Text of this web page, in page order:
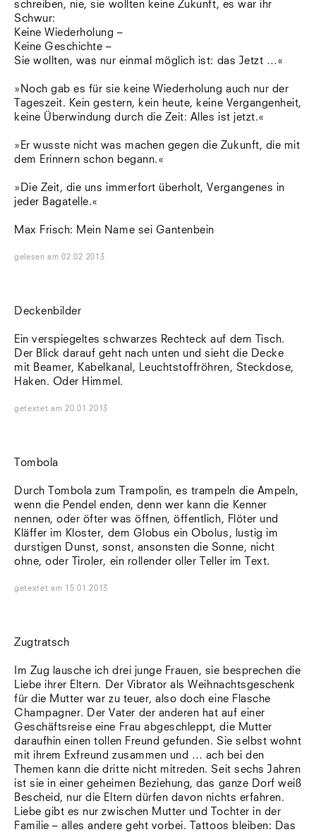
schreiben, nie, sie wollten keine Zukunft, es war ihr
Schwur:
Keine Wiederholung –
Keine Geschichte –
Sie wollten, was nur einmal möglich ist: das Jetzt …«
»Noch gab es für sie keine Wiederholung auch nur der
Tageszeit. Kein gestern, kein heute, keine Vergangenheit,
keine Überwindung durch die Zeit: Alles ist jetzt.«
»Er wusste nicht was machen gegen die Zukunft, die mit
dem Erinnern schon begann.«
»Die Zeit, die uns immerfort überholt, Vergangenes in
jeder Bagatelle.«
Max Frisch: Mein Name sei Gantenbein
gelesen am02.02.2013
Deckenbilder
Ein verspiegeltes schwarzes Rechteck auf dem Tisch.
Der Blick darauf geht nach unten und sieht die Decke
mit Beamer, Kabelkanal, Leuchtstoffröhren, Steckdose,
Haken. Oder Himmel.
getextet am20.01.2013
Tombola
Durch Tombola zum Trampolin, es trampeln die Ampeln,
wenn die Pendel enden, denn wer kann die Kenner
nennen, oder öfter was öffnen, öffentlich, Flöter und
Kläffer im Kloster, dem Globus ein Obolus, lustig im
durstigen Dunst, sonst, ansonsten die Sonne, nicht
ohne, oder Tiroler, ein rollender oller Teller im Text.
getextet am 15.01.2013
Zugtratsch
Im Zug lausche ich drei junge Frauen, sie besprechen die
Liebe ihrer Eltern. Der Vibrator als Weihnachtsgeschenk
für die Mutter war zu teuer, also doch eine Flasche
Champagner. Der Vater der anderen hat auf einer
Geschäftsreise eine Frau abgeschleppt, die Mutter
daraufhin einen tollen Freund gefunden. Sie selbst wohnt
mit ihrem Exfreund zusammen und … ach bei den
Themen kann die dritte nicht mitreden. Seit sechs Jahren
ist sie in einer geheimen Beziehung, das ganze Dorf weiß
Bescheid, nur die Eltern dürfen davon nichts erfahren.
Liebe gibt es nur zwischen Mutter und Tochter in der
Familie – alles andere geht vorbei. Tattoos bleiben: Das